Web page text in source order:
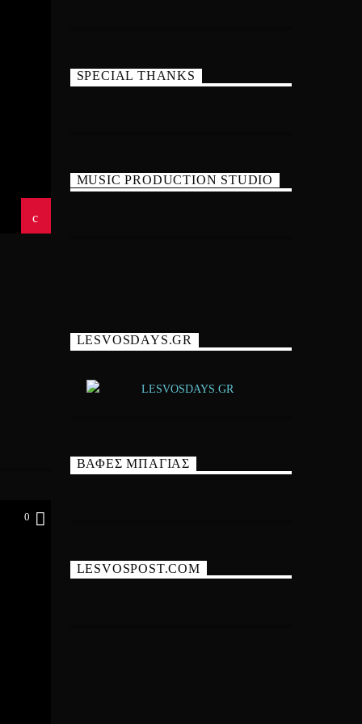
0
SPECIAL THANKS
MUSIC PRODUCTION STUDIO
LESVOSDAYS.GR
ΒΑΦΕΣ ΜΠΑΓΙΑΣ
LESVOSPOST.COM